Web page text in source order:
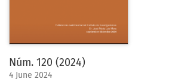
Núm. 120 (2024)
4 June 2024